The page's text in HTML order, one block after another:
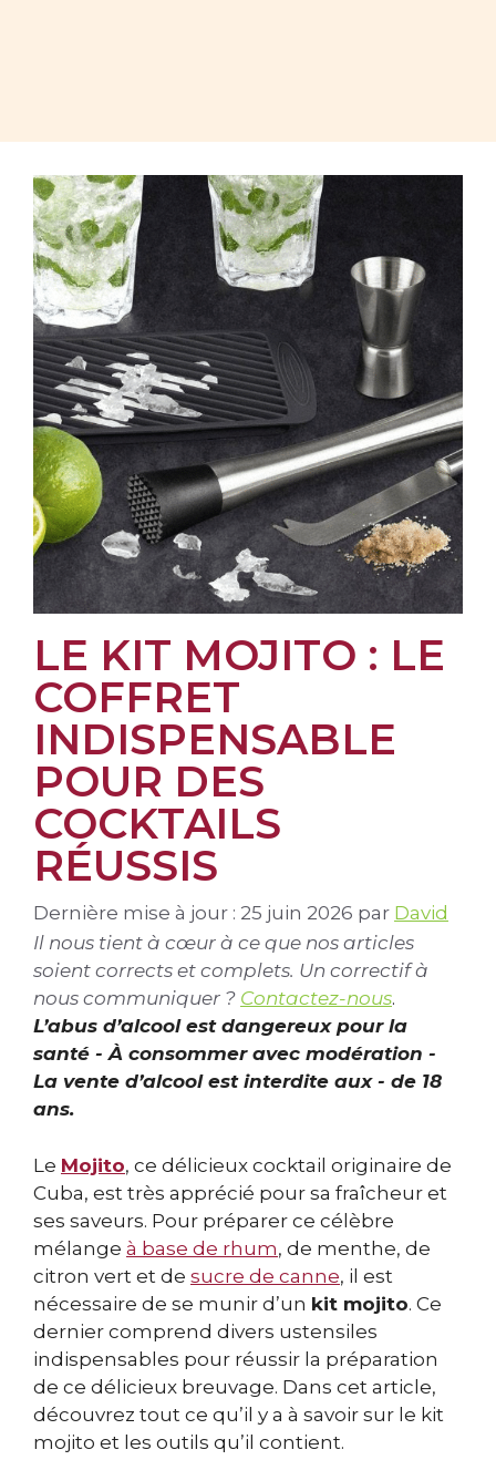
LE KIT MOJITO : LE
COFFRET
INDISPENSABLE
POUR DES
COCKTAILS
RÉUSSIS
Dernière mise à jour : 25 juin 2026 par David
Il nous tient à cœur à ce que nos articles
soient corrects et complets. Un correctif à
nous communiquer ? Contactez-nous.
L’abus d’alcool est dangereux pour la
santé - À consommer avec modération -
La vente d’alcool est interdite aux - de 18
ans.
Le Mojito, ce délicieux cocktail originaire de
Cuba, est très apprécié pour sa fraîcheur et
ses saveurs. Pour préparer ce célèbre
mélange à base de rhum, de menthe, de
citron vert et de sucre de canne, il est
nécessaire de se munir d’un kit mojito. Ce
dernier comprend divers ustensiles
indispensables pour réussir la préparation
de ce délicieux breuvage. Dans cet article,
découvrez tout ce qu’il y a à savoir sur le kit
mojito et les outils qu’il contient.